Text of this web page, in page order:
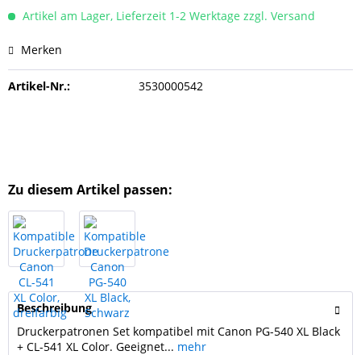
Artikel am Lager, Lieferzeit 1-2 Werktage zzgl. Versand
Merken
Artikel-Nr.: 3530000542
Zu diesem Artikel passen:
Beschreibung
Druckerpatronen Set kompatibel mit Canon PG-540 XL Black
+ CL-541 XL Color. Geeignet... mehr